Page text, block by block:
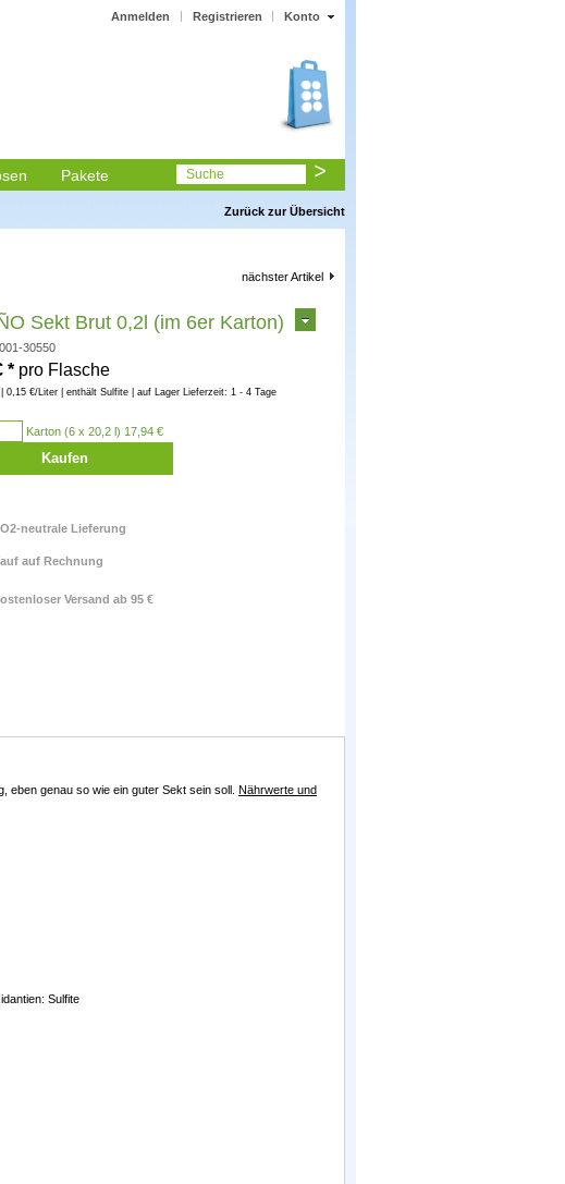
Konto
Anmelden Registrieren
Pakete Suche
Zurück zur Übersicht
nächster Artikel
Sekt Brut 0,2l (im 6er Karton)
30550
* pro Flasche
0,15 €/Liter | enthält Sulfite | auf Lager Lieferzeit: 1 - 4 Tage
Karton (6 x 20,2 l) 17,94 €
Kaufen
neutrale Lieferung
auf Rechnung
Versand ab 95 €
eben genau so wie ein guter Sekt sein soll. Nährwerte und
Sulfite